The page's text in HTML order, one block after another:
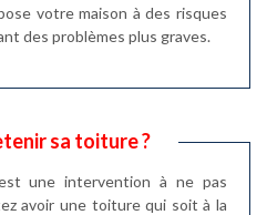
votre maison à des risques
des problèmes plus graves.
sa toiture ?
une intervention à ne pas
avoir une toiture qui soit à la